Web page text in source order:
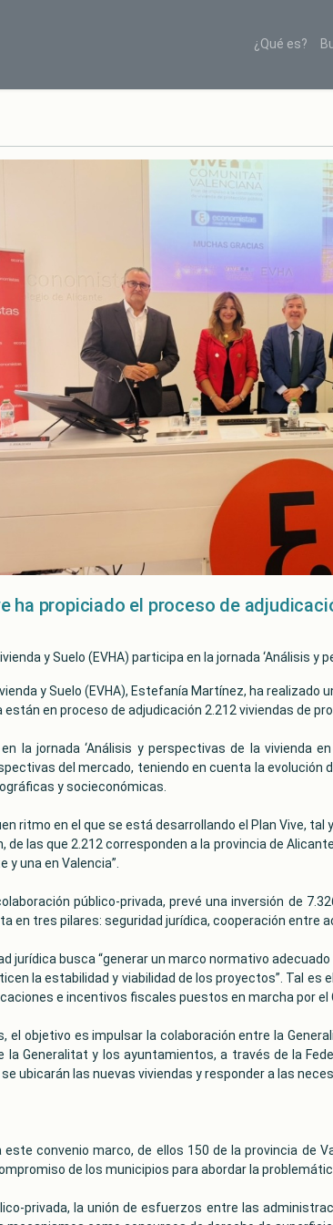
¿Qué es?
ha propiciado el proceso de
y Suelo (EVHA) participa en la jornada ‘Análisis y
y Suelo (EVHA), Estefanía Martínez, ha
en proceso de adjudicación 2.212 viviendas de
la jornada ‘Análisis y perspectivas de la vivienda
del mercado, teniendo en cuenta la
y socieconómicas.
ritmo en el que se está desarrollando el Plan Vive,
de las que 2.212 corresponden a la provincia de
una en Valencia”.
público-privada, prevé una inversión de
en tres pilares: seguridad jurídica, cooperación entre
jurídica busca “generar un marco normativo
la estabilidad y viabilidad de los proyectos”. Tal
e incentivos fiscales puestos en marcha por el
objetivo es impulsar la colaboración entre la
Generalitat y los ayuntamientos, a través de la
ubicarán las nuevas viviendas y responder a las
convenio marco, de ellos 150 de la provincia de
de los municipios para abordar la
privada, la unión de esfuerzos entre las